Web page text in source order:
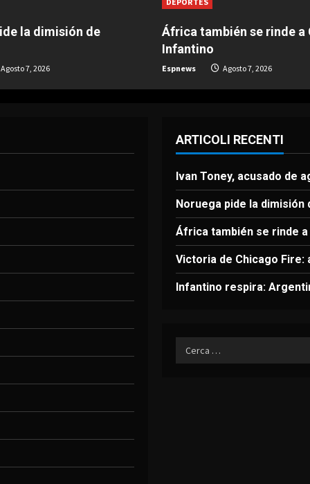
la dimisión de
Agosto 7, 2026
África también se rinde a
Infantino
Espnews Agosto 7, 2026
ARTICOLI RECENTI
Ivan Toney, acusado de
Noruega pide la dimisión
África también se rinde a
Victoria de Chicago
Infantino respira:
Ricerca
per: